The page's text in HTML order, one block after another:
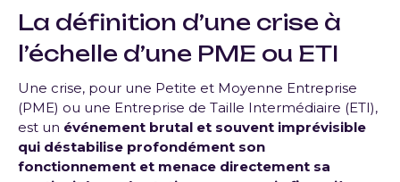
La définition d’une crise à
l’échelle d’une PME ou ETI
Une crise, pour une Petite et Moyenne Entreprise
(PME) ou une Entreprise de Taille Intermédiaire (ETI),
est un événement brutal et souvent imprévisible
qui déstabilise profondément son
fonctionnement et menace directement sa